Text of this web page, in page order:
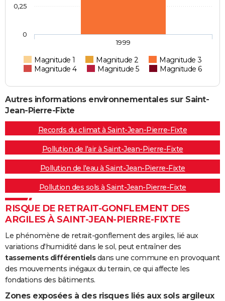
Magnitude 1 Magnitude 2
Magnitude 3
Magnitude 4
Magnitude 5 Magnitude 6
1999
0
0,25
Autres informations environnementales sur Saint-
Jean-Pierre-Fixte
Records du climat à Saint-Jean-Pierre-Fixte
Pollution de l'air à Saint-Jean-Pierre-Fixte
Pollution de l'eau à Saint-Jean-Pierre-Fixte
Pollution des sols à Saint-Jean-Pierre-Fixte
RISQUE DE RETRAIT-GONFLEMENT DES
ARGILES À SAINT-JEAN-PIERRE-FIXTE
Le phénomène de retrait-gonflement des argiles, lié aux
variations d'humidité dans le sol, peut entraîner des
tassements différentielsdans une commune en provoquant
des mouvements inégaux du terrain, ce qui affecte les
fondations des bâtiments.
Zones exposées à des risques liés aux sols argileux